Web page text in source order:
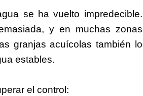
se ha vuelto impredecible.
y en muchas zonas
granjas acuícolas también lo
estables.
el control: